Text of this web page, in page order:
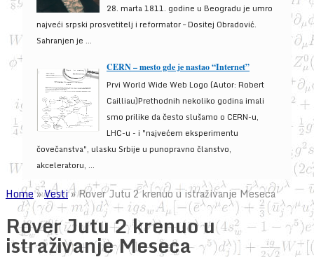
28. marta 1811. godine u Beogradu je umro
najveći srpski prosvetitelj i reformator – Dositej Obradović.
Sahranjen je ...
CERN – mesto gde je nastao “Internet”
Prvi World Wide Web Logo (Autor: Robert
Cailliau)Prethodnih nekoliko godina imali
smo prilike da često slušamo o CERN-u,
LHC-u - i "najvećem eksperimentu
čovečanstva", ulasku Srbije u punopravno članstvo,
akceleratoru, ...
Home»Vesti»Rover Jutu 2 krenuo u istraživanje Meseca
Rover Jutu 2 krenuo u
istraživanje Meseca